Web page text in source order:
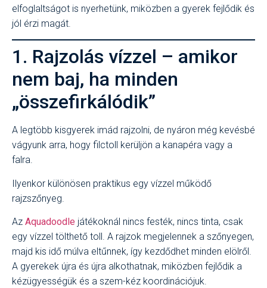
elfoglaltságot is nyerhetünk, miközben a gyerek fejlődik és
jól érzi magát.
1. Rajzolás vízzel – amikor
nem baj, ha minden
„összefirkálódik”
A legtöbb kisgyerek imád rajzolni, de nyáron még kevésbé
vágyunk arra, hogy filctoll kerüljön a kanapéra vagy a
falra.
Ilyenkor különösen praktikus egy vízzel működő
rajzszőnyeg.
Az Aquadoodle játékoknál nincs festék, nincs tinta, csak
egy vízzel tölthető toll. A rajzok megjelennek a szőnyegen,
majd kis idő múlva eltűnnek, így kezdődhet minden elölről.
A gyerekek újra és újra alkothatnak, miközben fejlődik a
kézügyességük és a szem-kéz koordinációjuk.